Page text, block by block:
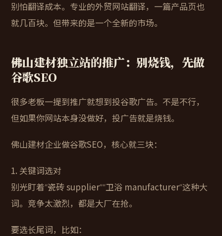
别怕翻译成本。专业的外贸网站翻译，一篇产品页也
就几百块。但带来的是一个全新的市场。
佛山建材独立站的推广：别烧钱，先做
谷歌SEO
很多老板一提到推广就想到投谷歌广告。不是不行，
但如果你网站本身没做好，投广告就是烧钱。
佛山建材企业做谷歌SEO，核心就三块：
1. 关键词选对
别光盯着“瓷砖 supplier”“卫浴 manufacturer”这种大
词。竞争太激烈，都是大厂在抢。
要选长尾词，比如：